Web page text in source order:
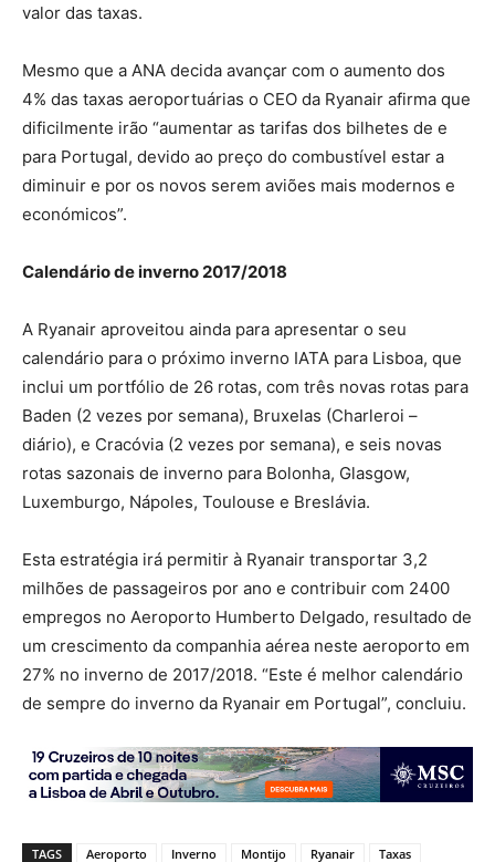
valor das taxas.
Mesmo que a ANA decida avançar com o aumento dos
4% das taxas aeroportuárias o CEO da Ryanair afirma que
dificilmente irão “aumentar as tarifas dos bilhetes de e
para Portugal, devido ao preço do combustível estar a
diminuir e por os novos serem aviões mais modernos e
económicos”.
Calendário de inverno 2017/2018
A Ryanair aproveitou ainda para apresentar o seu
calendário para o próximo inverno IATA para Lisboa, que
inclui um portfólio de 26 rotas, com três novas rotas para
Baden (2 vezes por semana), Bruxelas (Charleroi –
diário), e Cracóvia (2 vezes por semana), e seis novas
rotas sazonais de inverno para Bolonha, Glasgow,
Luxemburgo, Nápoles, Toulouse e Breslávia.
Esta estratégia irá permitir à Ryanair transportar 3,2
milhões de passageiros por ano e contribuir com 2400
empregos no Aeroporto Humberto Delgado, resultado de
um crescimento da companhia aérea neste aeroporto em
27% no inverno de 2017/2018. “Este é melhor calendário
de sempre do inverno da Ryanair em Portugal”, concluiu.
TAGS Aeroporto Inverno Montijo Ryanair Taxas